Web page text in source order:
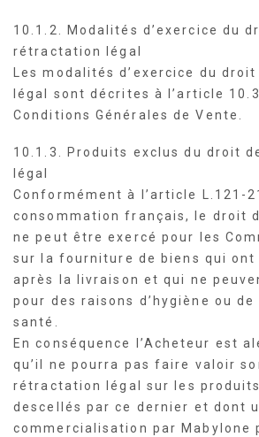
10.1.2. Modalités d’exercice du
rétractation légal
Les modalités d’exercice du
légal sont décrites à l’article
Conditions Générales de Vente.
10.1.3. Produits exclus du droit
légal
Conformément à l’article L.121-
consommation français, le droit
ne peut être exercé pour les
sur la fourniture de biens qui ont
après la livraison et qui ne
pour des raisons d’hygiène ou
santé.
En conséquence l’Acheteur est
qu’il ne pourra pas faire valoir
rétractation légal sur les
descellés par ce dernier et dont
commercialisation par Mabylone